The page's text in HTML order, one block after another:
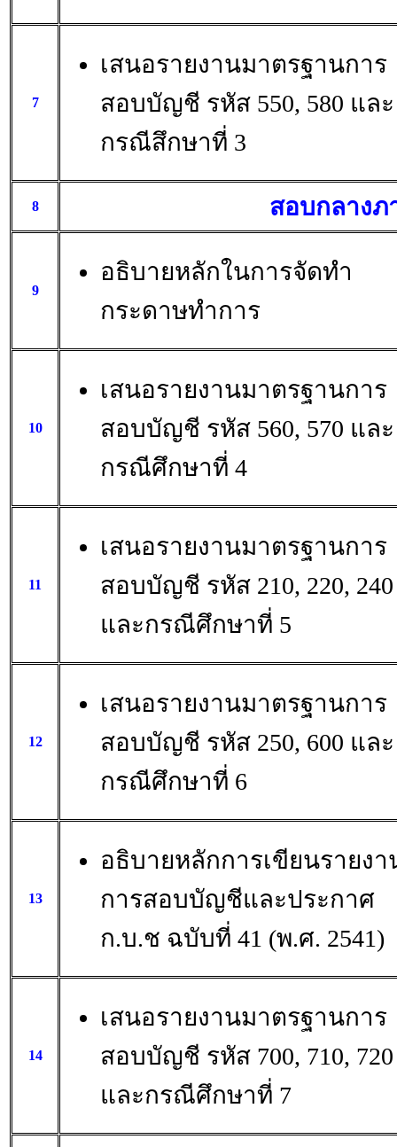
7
เสนอรายงานมาตรฐานการ
สอบบัญชี รหัส 550, 580 และ
กรณีสึกษาที่ 3
8 สอบกลางภ
9
อธิบายหลักในการจัดทำ
กระดาษทำการ
10
เสนอรายงานมาตรฐานการ
สอบบัญชี รหัส 560, 570 และ
กรณีศึกษาที่ 4
11
เสนอรายงานมาตรฐานการ
สอบบัญชี รหัส 210, 220, 240
และกรณีศึกษาที่ 5
12
เสนอรายงานมาตรฐานการ
สอบบัญชี รหัส 250, 600 และ
กรณีศึกษาที่ 6
13
อธิบายหลักการเขียนรายงา
การสอบบัญชีและประกาศ
ก.บ.ช ฉบับที่ 41 (พ.ศ. 2541)
14
เสนอรายงานมาตรฐานการ
สอบบัญชี รหัส 700, 710, 720
และกรณีศึกษาที่ 7